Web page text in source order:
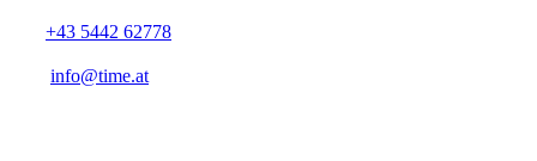
+43 5442 62778
­info@time.at